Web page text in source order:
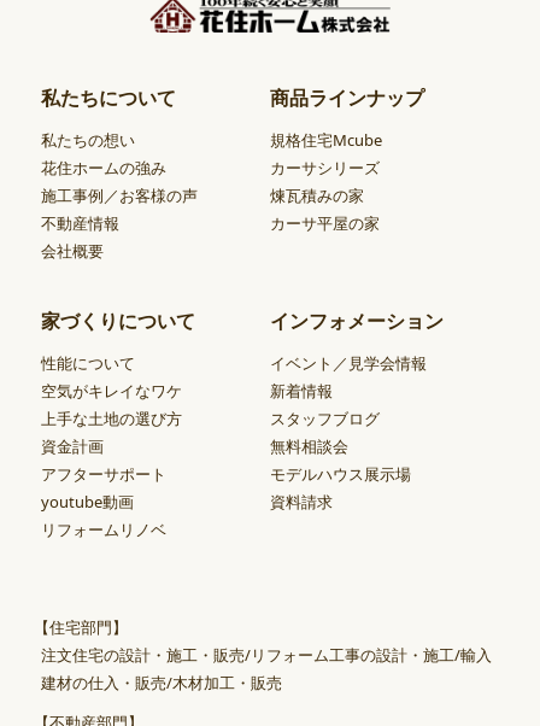
私たちについて
私たちの想い
花住ホームの強み
施工事例／お客様の声
不動産情報
会社概要
商品ラインナップ
規格住宅Mcube
カーサシリーズ
煉瓦積みの家
カーサ平屋の家
家づくりについて
性能について
空気がキレイなワケ
上手な土地の選び方
資金計画
アフターサポート
youtube動画
リフォームリノベ
インフォメーション
イベント／見学会情報
新着情報
スタッフブログ
無料相談会
モデルハウス展示場
資料請求
【住宅部門】
注文住宅の設計・施工・販売/リフォーム工事の設計・施工/輸入
建材の仕入・販売/木材加工・販売